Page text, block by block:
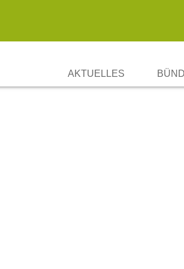
AKTUELLES